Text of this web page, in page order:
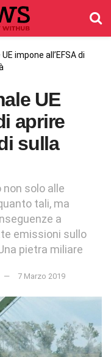
impone all’EFSA di
UE
aprire
sulla
solo alle
tali, ma
a
emissioni sullo
pietra miliare
7 Marzo 2019